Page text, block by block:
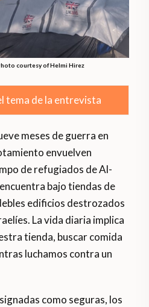
courtesy of Helmi Hirez
tema de la entrevista
meses de guerra en
envuelven
de refugiados de Al-
bajo tiendas de
edificios destrozados
La vida diaria implica
tienda, buscar comida
luchamos contra un
como seguras, los